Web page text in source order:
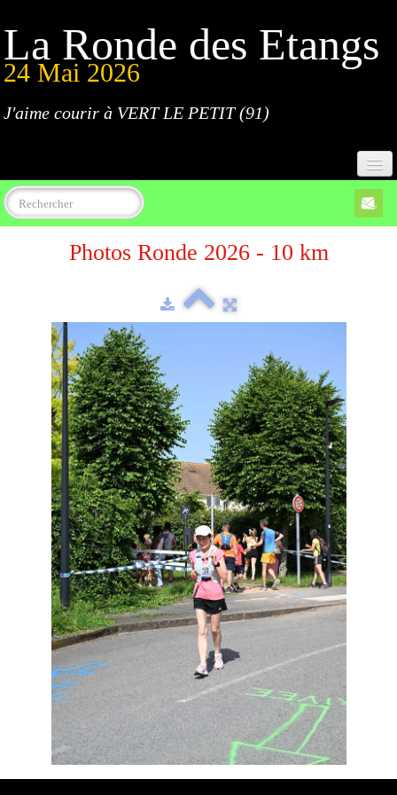
La Ronde des Etangs
24 Mai 2026
J'aime courir à VERT LE PETIT (91)
Accueil
Programme
Règlement
Parcours
Résultats
Devenez bénévoles
Partenaires
Photos▼
Photos Ronde 2026 - 10 km